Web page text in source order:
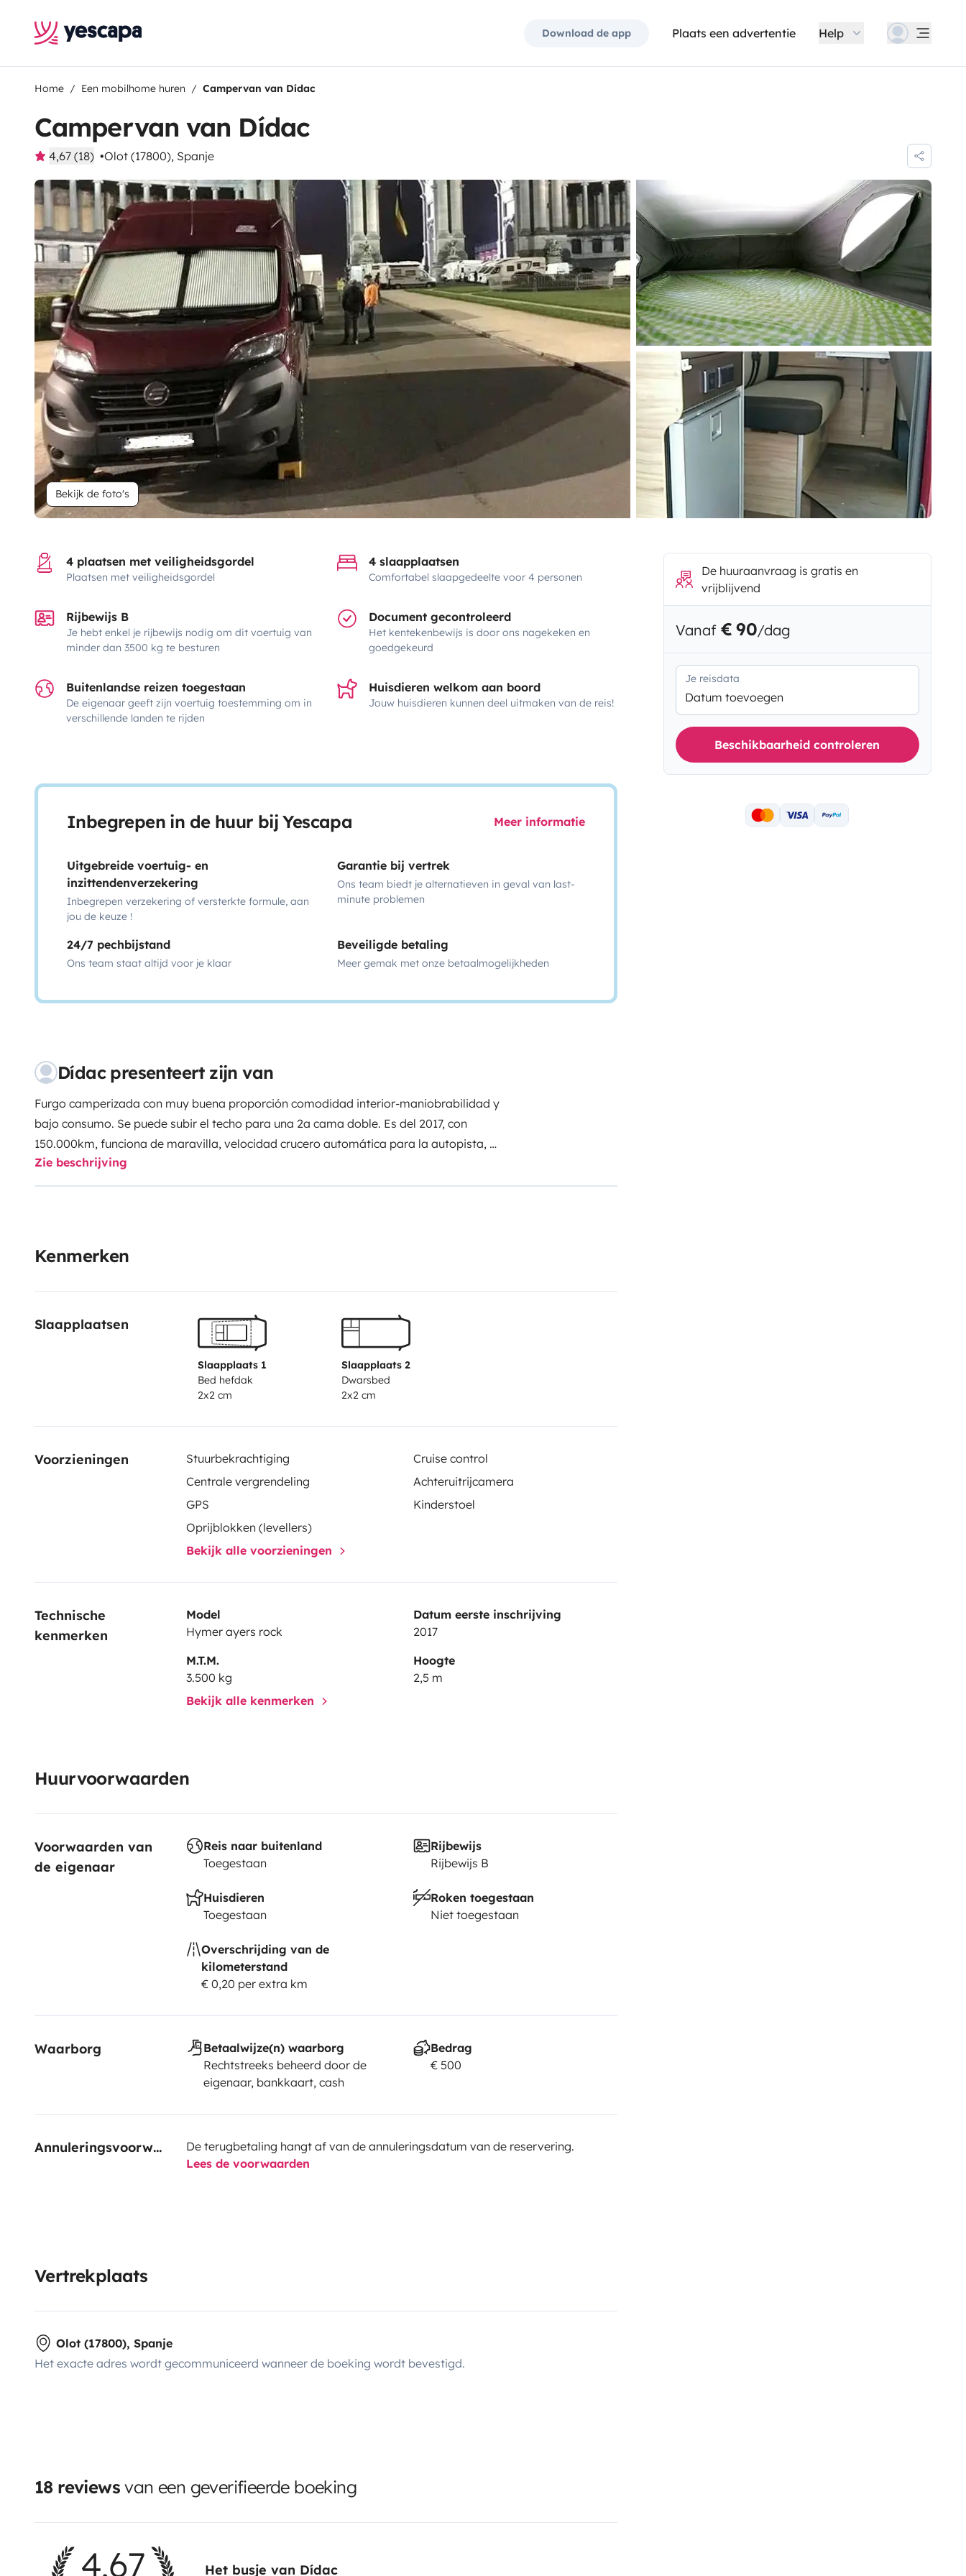
Download de app Plaats een advertentie Help
Home Een mobilhome huren Campervan van Dídac
Campervan van Dídac
4,67 (18) Olot (17800), Spanje
Bekijk de foto's
4 plaatsen met veiligheidsgordel
Plaatsen met veiligheidsgordel
4 slaapplaatsen
Comfortabel slaapgedeelte voor 4 personen
Rijbewijs B
Je hebt enkel je rijbewijs nodig om dit voertuig van
minder dan 3500 kg te besturen
Document gecontroleerd
Het kentekenbewijs is door ons nagekeken en
goedgekeurd
Buitenlandse reizen toegestaan
De eigenaar geeft zijn voertuig toestemming om in
verschillende landen te rijden
Huisdieren welkom aan boord
Jouw huisdieren kunnen deel uitmaken van de reis!
Inbegrepen in de huur bij Yescapa Meer informatie
Uitgebreide voertuig- en
inzittendenverzekering
Inbegrepen verzekering of versterkte formule, aan
jou de keuze !
Garantie bij vertrek
Ons team biedt je alternatieven in geval van last-
minute problemen
24/7 pechbijstand
Ons team staat altijd voor je klaar
Beveiligde betaling
Meer gemak met onze betaalmogelijkheden
Dídac presenteert zijn van
Furgo camperizada con muy buena proporción comodidad interior-maniobrabilidad y
bajo consumo. Se puede subir el techo para una 2a cama doble. Es del 2017, con
150.000km, funciona de maravilla, velocidad crucero automática para la autopista, y
muy facil de conducir en curvas y carreteras secundarias. Cocina, nevera, baño,
ducha, comedor, asientos de conducción que se giran, cortinas practicas y eficientes
Zie beschrijving
Kenmerken
Slaapplaatsen
Slaapplaats 1
Bed hefdak
2x2 cm
Slaapplaats 2
Dwarsbed
2x2 cm
Voorzieningen Stuurbekrachtiging
Cruise control
Centrale vergrendeling
Achteruitrijcamera
GPS
Kinderstoel
Oprijblokken (levellers)
Bekijk alle voorzieningen
Technische
kenmerken
Model
Hymer ayers rock
Datum eerste inschrijving
2017
M.T.M.
3.500 kg
Hoogte
2,5 m
Bekijk alle kenmerken
Huurvoorwaarden
Voorwaarden van
de eigenaar
Reis naar buitenland
Toegestaan
Rijbewijs
Rijbewijs B
Huisdieren
Toegestaan
Roken toegestaan
Niet toegestaan
Overschrijding van de
kilometerstand
€ 0,20 per extra km
Waarborg
Betaalwijze(n) waarborg
Rechtstreeks beheerd door de
eigenaar, bankkaart, cash
Bedrag
€ 500
Annuleringsvoorwaarden
De terugbetaling hangt af van de annuleringsdatum van de reservering.
Lees de voorwaarden
Vertrekplaats
Olot (17800), Spanje
Het exacte adres wordt gecommuniceerd wanneer de boeking wordt bevestigd.
18 reviews van een geverifieerde boeking
4,67 Het busje van Dídac
De huuraanvraag is gratis en
vrijblijvend
Vanaf € 90/dag
Je reisdata
Datum toevoegen
Beschikbaarheid controleren